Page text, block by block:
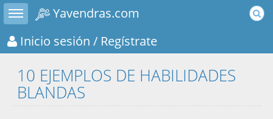
Toggle sidebar
Yavendras.com
Inicio sesión / Regístrate
10 EJEMPLOS DE HABILIDADES
BLANDAS